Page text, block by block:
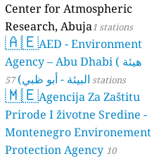
Center for Atmospheric
Research, Abuja1 stations
🇦🇪AED - Environment
Agency – Abu Dhabi ( هيئة
البيئة - أبو ظبي) 57 stations
🇲🇪Agencija Za Zaštitu
Prirode I životne Sredine -
Montenegro Environement
Protection Agency 10